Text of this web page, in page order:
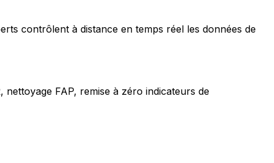
contrôlent à distance en temps réel les données de
FAP, remise à zéro indicateurs de